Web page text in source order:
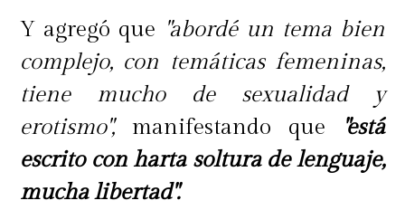
hacemos y desde ese lugar, con
sentido, la vida es mucho más
próspera.
Finalmente, si logramos encontrar
nuestro propósito, nuestro sentido
Y agregó que "abordé un tema bien
complejo, con temáticas femeninas,
tiene mucho de sexualidad y
erotismo",manifestando que
"está
escrito con harta soltura de lenguaje,
mucha libertad".